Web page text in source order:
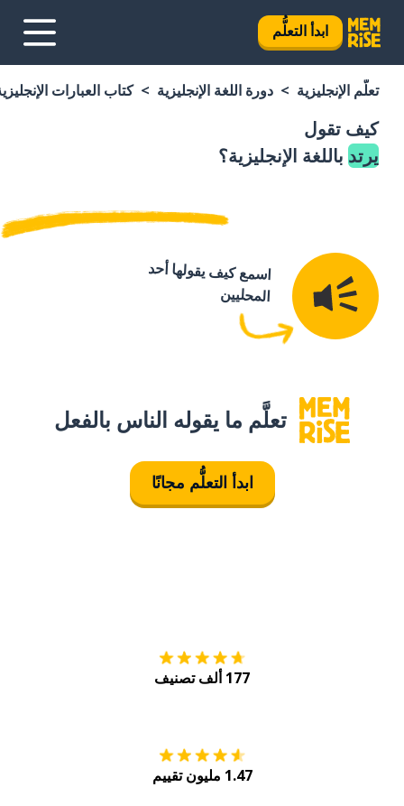
ابدأ التعلُّم
تعلَّم الإنجليزية دورة اللغة الإنجليزية كتاب العبارات
كيف تقول
يرتد باللغة الإنجليزية؟
اسمع كيف يقولها أحد
المحليين
تعلَّم ما يقوله الناس بالفعل
ابدأ التعلُّم مجانًا
177 ألف تصنيف
1.47 مليون تقييم